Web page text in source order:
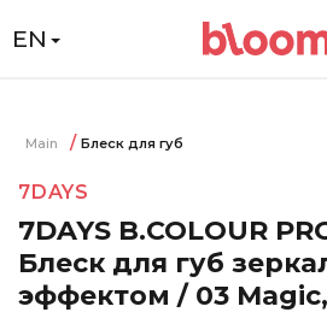
EN
Main Блеск для губ
7DAYS
7DAYS B.COLOUR
Блеск для губ
эффектом / 03